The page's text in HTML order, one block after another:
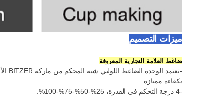
ميزات التصميم
ضاغط العلامة التجارية المعروفة
بكفاءة ممتازة.
-4 درجة التحكم في القدرة، 25%-50%-75%-100%.